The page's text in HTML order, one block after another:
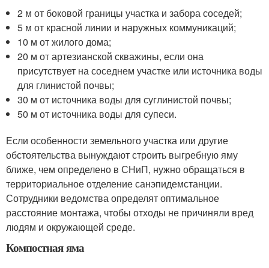
2 м от боковой границы участка и забора соседей;
5 м от красной линии и наружных коммуникаций;
10 м от жилого дома;
20 м от артезианской скважины, если она
присутствует на соседнем участке или источника воды
для глинистой почвы;
30 м от источника воды для суглинистой почвы;
50 м от источника воды для супеси.
Если особенности земельного участка или другие
обстоятельства вынуждают строить выгребную яму
ближе, чем определено в СНиП, нужно обращаться в
территориальное отделение санэпидемстанции.
Сотрудники ведомства определят оптимальное
расстояние монтажа, чтобы отходы не причиняли вред
людям и окружающей среде.
Компостная яма